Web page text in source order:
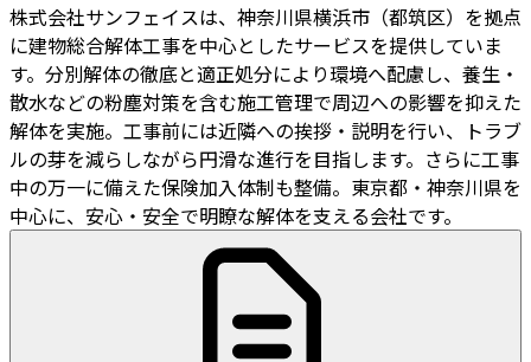
株式会社サンフェイスは、神奈川県横浜市（都筑区）を拠点
に建物総合解体工事を中心としたサービスを提供していま
す。分別解体の徹底と適正処分により環境へ配慮し、養生・
散水などの粉塵対策を含む施工管理で周辺への影響を抑えた
解体を実施。工事前には近隣への挨拶・説明を行い、トラブ
ルの芽を減らしながら円滑な進行を目指します。さらに工事
中の万一に備えた保険加入体制も整備。東京都・神奈川県を
中心に、安心・安全で明瞭な解体を支える会社です。